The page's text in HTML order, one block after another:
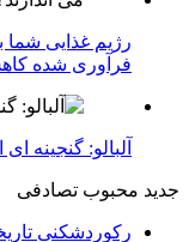
رژیم غذایی شما
فرآوری شده
آلبالو: گنجینه
جدید محبوب تصادفی